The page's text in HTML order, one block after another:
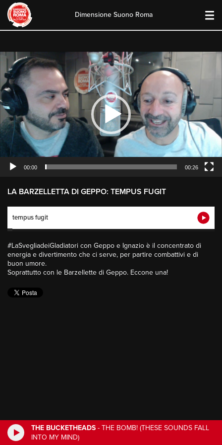
THE BUCKETHEADS - THE BOMB! (THESE SOUNDS FALL
INTO MY MIND)
content
Dimensione Suono Roma
Video
Player
00:00 00:26
LA BARZELLETTA DI GEPPO: TEMPUS FUGIT
tempus fugit
#LaSvegliadeiGladiatori con Geppo e Ignazio è il concentrato di
energia e divertimento che ci serve, per partire combattivi e di
buon umore.
Soprattutto con le Barzellette di Geppo. Eccone una!